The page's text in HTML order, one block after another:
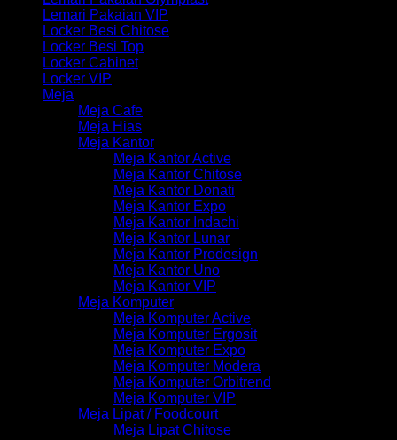
Lemari Pakaian VIP
Locker Besi Chitose
Locker Besi Top
Locker Cabinet
Locker VIP
Meja
Meja Cafe
Meja Hias
Meja Kantor
Meja Kantor Active
Meja Kantor Chitose
Meja Kantor Donati
Meja Kantor Expo
Meja Kantor Indachi
Meja Kantor Lunar
Meja Kantor Prodesign
Meja Kantor Uno
Meja Kantor VIP
Meja Komputer
Meja Komputer Active
Meja Komputer Ergosit
Meja Komputer Expo
Meja Komputer Modera
Meja Komputer Orbitrend
Meja Komputer VIP
Meja Lipat / Foodcourt
Meja Lipat Chitose